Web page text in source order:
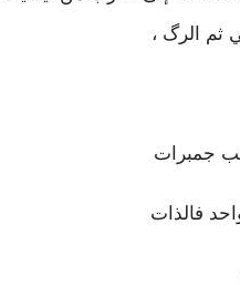
ثم الرگ ،
جمبرات
فالذات